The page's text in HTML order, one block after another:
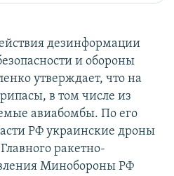
дезинформации
и обороны
утверждает, что на
в том числе из
авиабомбы. По его
РФ украинские дроны
ракетно-
Минобороны РФ